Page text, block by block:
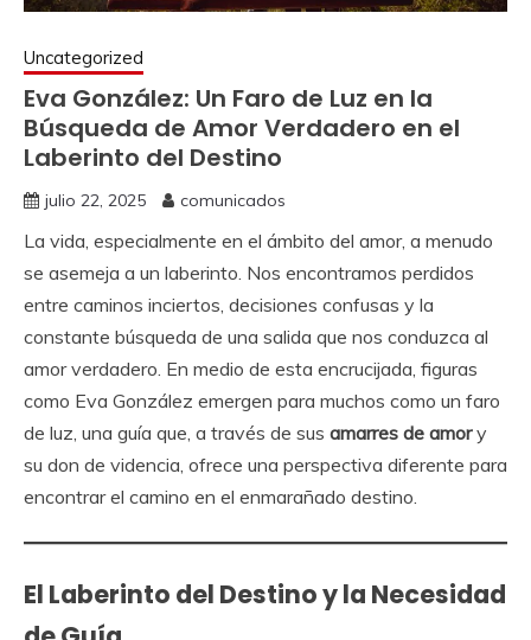
Uncategorized
Eva González: Un Faro de Luz en la
Búsqueda de Amor Verdadero en el
Laberinto del Destino
julio 22, 2025 comunicados
La vida, especialmente en el ámbito del amor, a menudo
se asemeja a un laberinto. Nos encontramos perdidos
entre caminos inciertos, decisiones confusas y la
constante búsqueda de una salida que nos conduzca al
amor verdadero. En medio de esta encrucijada, figuras
como Eva González emergen para muchos como un faro
de luz, una guía que, a través de sus amarres de amory
su don de videncia, ofrece una perspectiva diferente para
encontrar el camino en el enmarañado destino.
El Laberinto del Destino y la Necesidad